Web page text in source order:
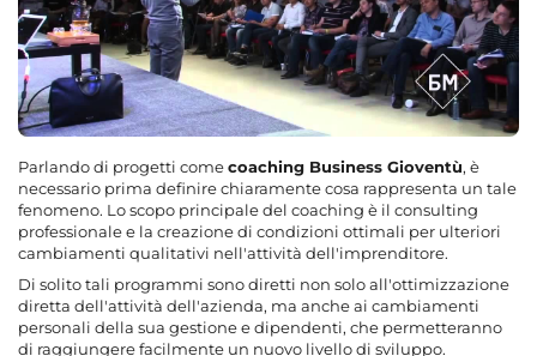
Parlando di progetti comecoaching Business Gioventù, è
necessario prima definire chiaramente cosa rappresenta un tale
fenomeno. Lo scopo principale del coaching è il consulting
professionale e la creazione di condizioni ottimali per ulteriori
cambiamenti qualitativi nell'attività dell'imprenditore.
Di solito tali programmi sono diretti non solo all'ottimizzazione
diretta dell'attività dell'azienda, ma anche ai cambiamenti
personali della sua gestione e dipendenti, che permetteranno
di raggiungere facilmente un nuovo livello di sviluppo.